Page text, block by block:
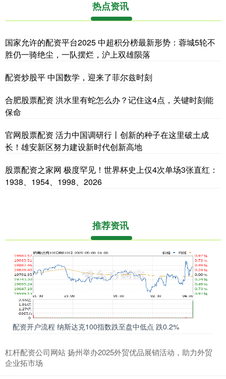
热点资讯
国家允许的配资平台2025 中超积分榜最新形势：蓉城5轮不
胜仍一骑绝尘，一队摆烂，沪上双雄陨落
配资炒股平 中国数学，迎来了菲尔兹时刻
合肥股票配资 洪水里有蛇怎么办？记住这4点，关键时刻能
保命
官网股票配资 活力中国调研行丨创新的种子在这里破土成
长！雄安新区努力建设新时代创新高地
股票配资之家网 极度罕见！世界杯史上仅4次单场3张直红：
1938、1954、1998、2026
推荐资讯
配资开户流程 纳斯达克100指数跌至盘中低点 跌0.2%
杠杆配资公司网站 扬州举办2025外贸优品展销活动，助力外贸
企业拓市场